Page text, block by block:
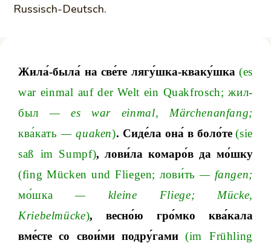
Russisch-Deutsch.
Жила́-была́ на све́те лягу́шка-кваку́шка(es
war einmal auf der Welt ein Quakfrosch; жил-
был — es war einmal, Märchenanfang;
ква́кать — quaken). Сиде́ла она́ в боло́те(sie
saß im Sumpf), лови́ла комаро́в да мо́шку
(fing Mücken und Fliegen; лови́ть — fangen;
мо́шка — kleine Fliege; Mücke,
Kriebelmücke), весно́ю гро́мко ква́кала
вме́сте со свои́ми подру́гами(im Frühling